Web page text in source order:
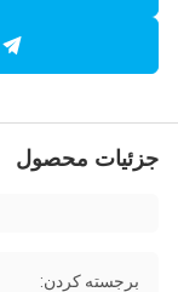
جزئیات محصول
برجسته کردن: